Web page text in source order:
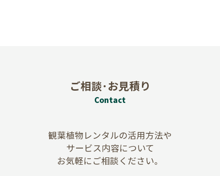
ご相談･お見積り
Contact
観葉植物レンタルの活用方法や
サービス内容について
お気軽にご相談ください。